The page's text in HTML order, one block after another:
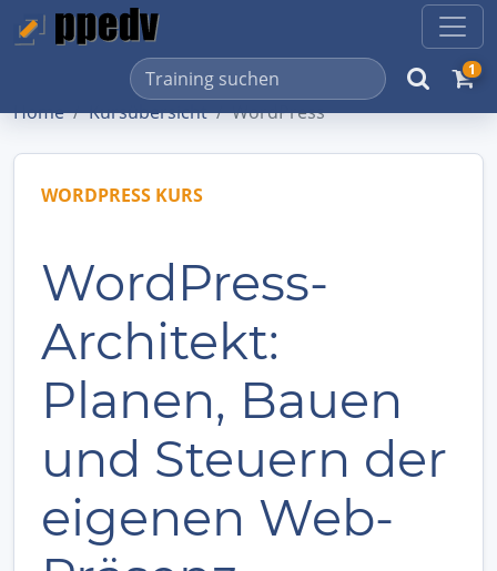
1
Home Kursübersicht WordPress
WORDPRESS KURS
WordPress-
Architekt:
Planen, Bauen
und Steuern der
eigenen Web-